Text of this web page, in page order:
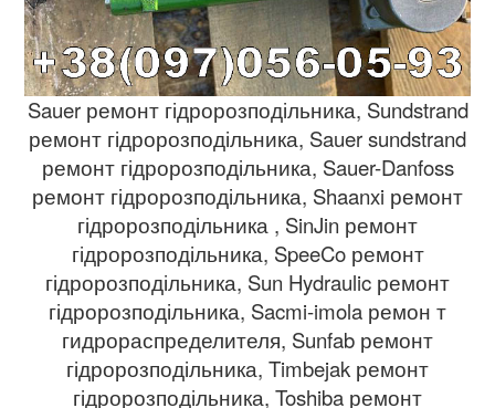
Sauer ремонт гідророзподільника, Sundstrand
ремонт гідророзподільника, Sauer sundstrand
ремонт гідророзподільника, Sauer-Danfoss
ремонт гідророзподільника, Shaanxi ремонт
гідророзподільника , SinJin ремонт
гідророзподільника, SpeeCo ремонт
гідророзподільника, Sun Hydraulic ремонт
гідророзподільника, Sacmi-imola ремон т
гидрораспределителя, Sunfab ремонт
гідророзподільника, Timbejak ремонт
гідророзподільника, Toshiba ремонт